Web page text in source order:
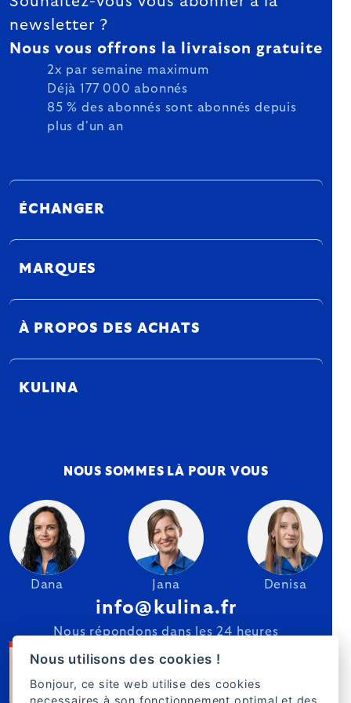
newsletter ?
Nous vous offrons la livraison gratuite
2x par semaine maximum
Déjà 177 000 abonnés
85 % des abonnés sont abonnés depuis
plus d'un an
ÉCHANGER
MARQUES
À PROPOS DES ACHATS
KULINA
NOUS SOMMES LÀ POUR VOUS
Dana Jana Denisa
info@kulina.fr
Nous répondons dans les 24 heures
Nous utilisons des cookies !
Bonjour, ce site web utilise des cookies